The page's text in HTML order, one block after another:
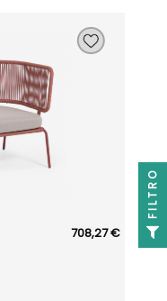
708,27 €
FILTRO